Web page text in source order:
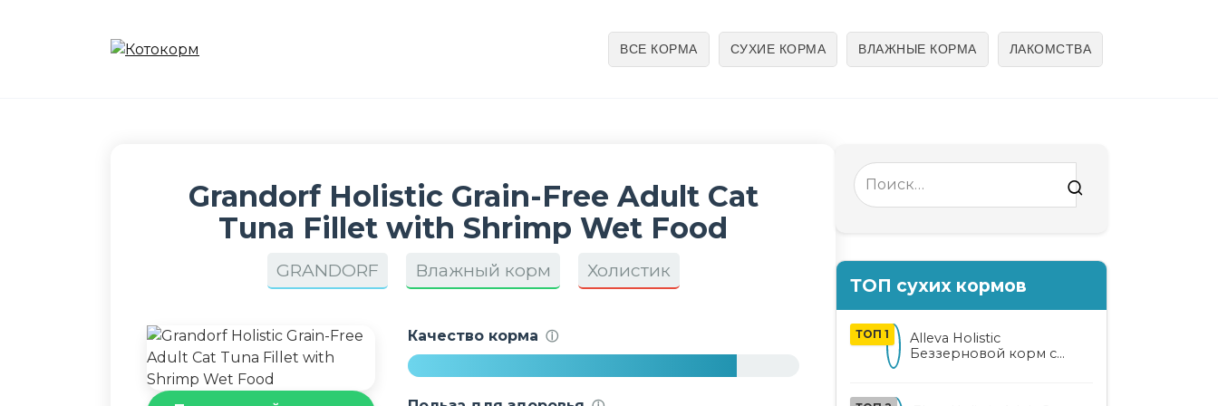
ВСЕ КОРМА СУХИЕ КОРМА ВЛАЖНЫЕ КОРМА ЛАКОМСТВА
Grandorf Holistic Grain-Free Adult Cat
Tuna Fillet with Shrimp Wet Food
GRANDORF Влажный корм Холистик
Качество корма ⓘ
Search
for:
ТОП сухих кормов
ТОП 1
Alleva Holistic
Беззерновой корм с